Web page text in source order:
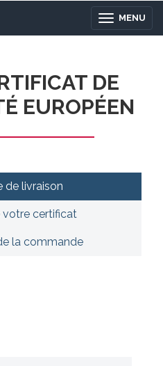
MENU
DE
EUROPÉEN
de livraison
votre certificat
la commande